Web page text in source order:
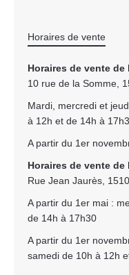
Horaires de vente
Horaires de vente de
10 rue de la Somme,
Mardi, mercredi et
à 12h et de 14h à
A partir du 1er
Horaires de vente de
Rue Jean Jaurès,
A partir du 1er mai :
de 14h à 17h30
A partir du 1er
samedi de 10h à 12h